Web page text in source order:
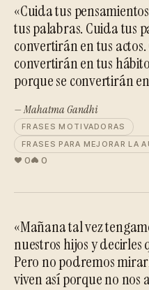
«Cuida tus
tus palabras. Cuida tus
convertirán en tus
convertirán en tus
porque se convertirán
— Mahatma Gandhi
FRASES MOTIVADORAS
FRASES PARA MEJORAR LA
0 0
«Mañana tal vez
nuestros hijos y
Pero no podremos
viven así porque no nos